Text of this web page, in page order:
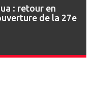
: retour en
de la 27e